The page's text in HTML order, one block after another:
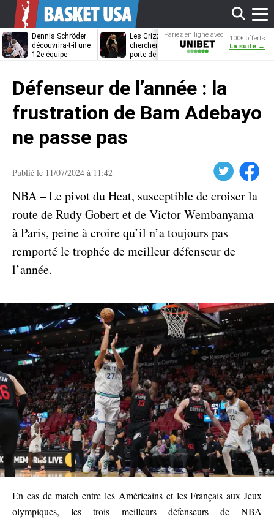
Dennis Schröder
découvrira-t-il une
12e équipe
Les Grizzlies
cherchent déjà une
porte de sortie
Dwane Casey
bientôt coach
Pariez en ligne avec
Unibet
100€ offerts
La suite →
Défenseur de l’année : la
frustration de Bam Adebayo
ne passe pas
Publié le 11/07/2024 à 11:42 Facebook
NBA – Le pivot du Heat, susceptible de croiser la
route de Rudy Gobert et de Victor Wembanyama
à Paris, peine à croire qu’il n’a toujours pas
remporté le trophée de meilleur défenseur de
l’année.
En cas de match entre les Américains et les Français aux Jeux
olympiques, les trois meilleurs défenseurs de NBA